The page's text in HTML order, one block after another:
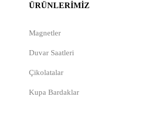
ÜRÜNLERIMIZ
Magnetler
Duvar Saatleri
Çikolatalar
Kupa Bardaklar